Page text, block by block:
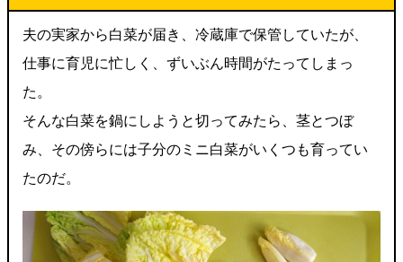
夫の実家から白菜が届き、冷蔵庫で保管していたが、
仕事に育児に忙しく、ずいぶん時間がたってしまっ
た。
そんな白菜を鍋にしようと切ってみたら、茎とつぼ
み、その傍らには子分のミニ白菜がいくつも育ってい
たのだ。